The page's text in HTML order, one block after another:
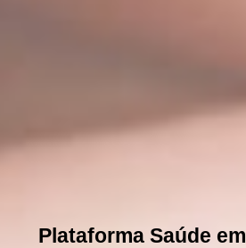
Plataforma Saúde em